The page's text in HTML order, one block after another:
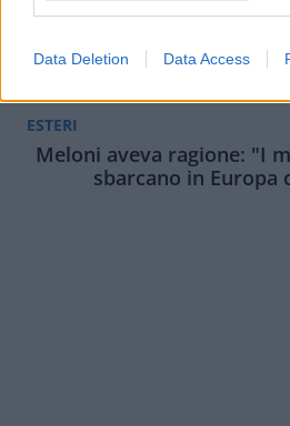
Data Deletion Data Access
ESTERI
Meloni aveva ragione: "I
sbarcano in Europa